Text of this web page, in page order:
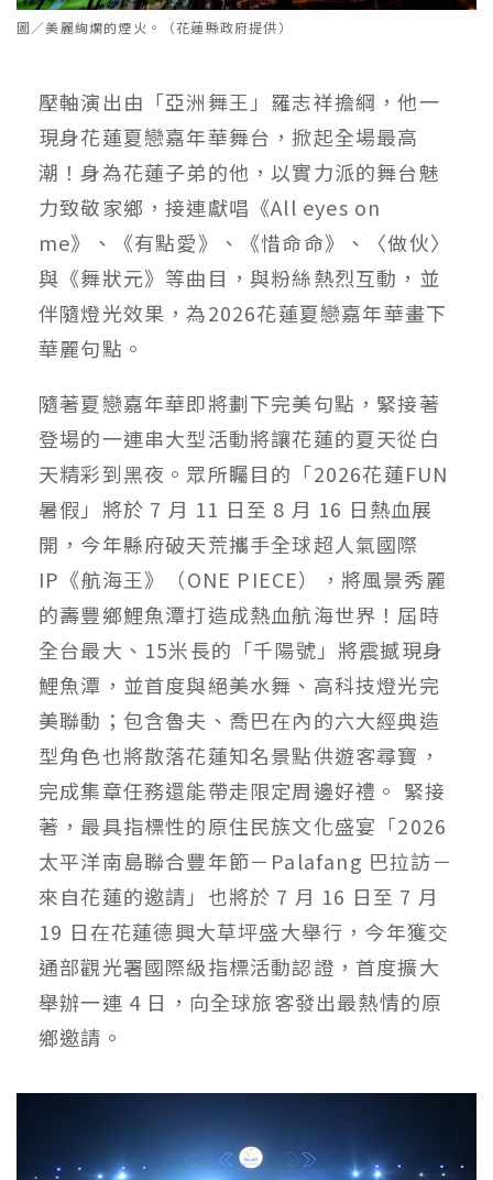
圖／美麗絢爛的煙火。（花蓮縣政府提供）
壓軸演出由「亞洲舞王」羅志祥擔綱，他一
現身花蓮夏戀嘉年華舞台，掀起全場最高
潮！身為花蓮子弟的他，以實力派的舞台魅
力致敬家鄉，接連獻唱《All eyes on
me》、《有點愛》、《惜命命》、〈做伙〉
與《舞狀元》等曲目，與粉絲熱烈互動，並
伴隨燈光效果，為2026花蓮夏戀嘉年華畫下
華麗句點。
隨著夏戀嘉年華即將劃下完美句點，緊接著
登場的一連串大型活動將讓花蓮的夏天從白
天精彩到黑夜。眾所矚目的「2026花蓮FUN
暑假」將於 7 月 11 日至 8 月 16 日熱血展
開，今年縣府破天荒攜手全球超人氣國際
IP《航海王》（ONE PIECE），將風景秀麗
的壽豐鄉鯉魚潭打造成熱血航海世界！屆時
全台最大、15米長的「千陽號」將震撼現身
鯉魚潭，並首度與絕美水舞、高科技燈光完
美聯動；包含魯夫、喬巴在內的六大經典造
型角色也將散落花蓮知名景點供遊客尋寶，
完成集章任務還能帶走限定周邊好禮。 緊接
著，最具指標性的原住民族文化盛宴「2026
太平洋南島聯合豐年節－Palafang 巴拉訪－
來自花蓮的邀請」也將於 7 月 16 日至 7 月
19 日在花蓮德興大草坪盛大舉行，今年獲交
通部觀光署國際級指標活動認證，首度擴大
舉辦一連 4 日，向全球旅客發出最熱情的原
鄉邀請。